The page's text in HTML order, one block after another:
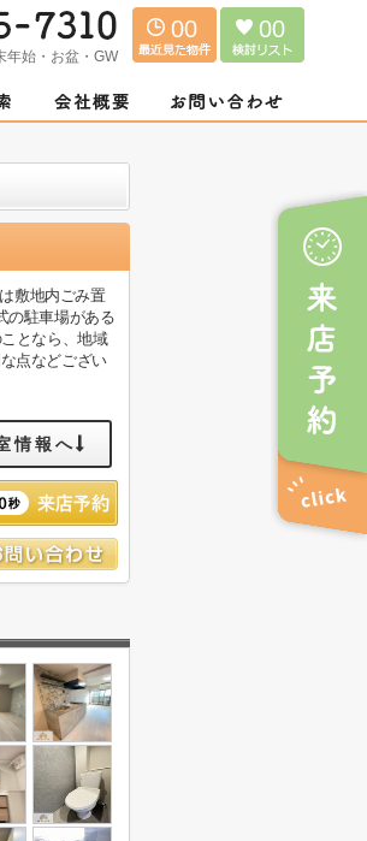
年始・お盆・GW
00 00
敷地内ごみ置
の駐車場がある
となら、地域
点などござい
情報へ